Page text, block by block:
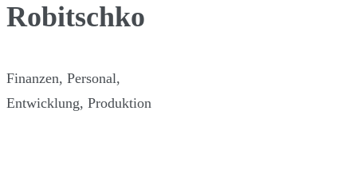
Robitschko
Finanzen, Personal,
Entwicklung, Produktion